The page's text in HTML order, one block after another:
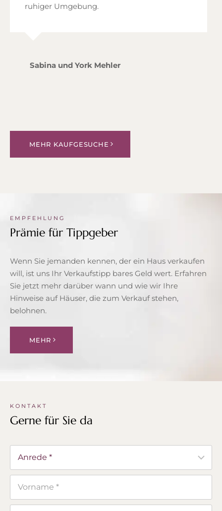
ruhiger Umgebung.
Sabina und York Mehler
MEHR KAUFGESUCHE
EMPFEHLUNG
Prämie für Tippgeber
Wenn Sie jemanden kennen, der ein Haus verkaufen
will, ist uns Ihr Verkaufstipp bares Geld wert. Erfahren
Sie jetzt mehr darüber wann und wie wir Ihre
Hinweise auf Häuser, die zum Verkauf stehen,
belohnen.
MEHR
KONTAKT
Gerne für Sie da